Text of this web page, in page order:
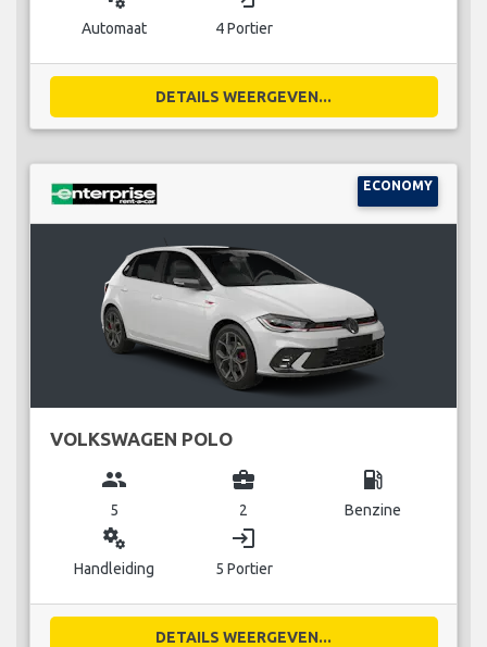
Automaat 4 Portier
DETAILS WEERGEVEN...
ECONOMY
VOLKSWAGEN POLO
group
5
business_center
2
local_gas_station
Benzine
miscellaneous_services
Handleiding
login
5 Portier
DETAILS WEERGEVEN...